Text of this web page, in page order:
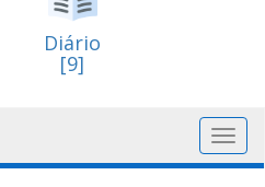
Diário
[9]